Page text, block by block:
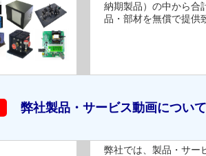
納期製品）の中から合
品・部材を無償で提供
弊社製品・サービス動画につい
弊社では、製品・サー